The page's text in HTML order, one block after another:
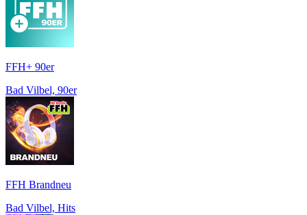
FFH+ 90er
Bad Vilbel, 90er
FFH Brandneu
Bad Vilbel, Hits